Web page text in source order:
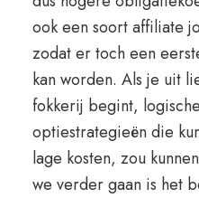
ook een soort affiliate
zodat er toch een
kan worden. Als je uit
fokkerij begint,
optiestrategieën die
lage kosten, zou
we verder gaan is het